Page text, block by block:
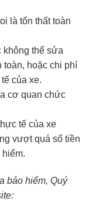
là tổn thất toàn
không thể sửa
toàn, hoặc chi phí
của xe.
cơ quan chức
tế của xe
vượt quá số tiền
bảo hiểm, Quý